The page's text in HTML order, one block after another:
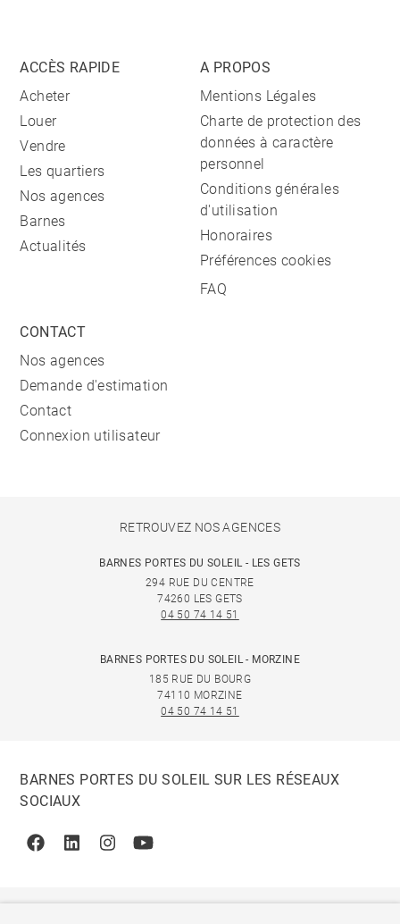
ACCÈS RAPIDE
Acheter
Louer
Vendre
Les quartiers
Nos agences
Barnes
Actualités
A PROPOS
Mentions Légales
Charte de protection des
données à caractère
personnel
Conditions générales
d'utilisation
Honoraires
Préférences cookies
FAQ
CONTACT
Nos agences
Demande d'estimation
Contact
Connexion utilisateur
RETROUVEZ NOS AGENCES
BARNES PORTES DU SOLEIL - LES GETS
294 RUE DU CENTRE
74260 LES GETS
04 50 74 14 51
BARNES PORTES DU SOLEIL - MORZINE
185 RUE DU BOURG
74110 MORZINE
04 50 74 14 51
BARNES PORTES DU SOLEIL SUR LES RÉSEAUX
SOCIAUX
FacebookLinkedinInstagramYoutube